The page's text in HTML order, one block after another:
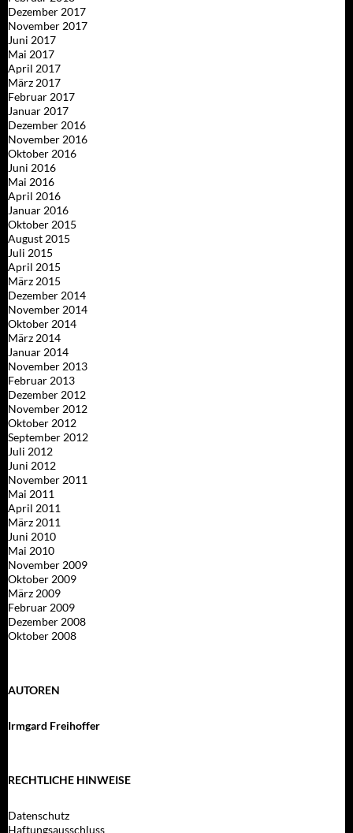
Dezember 2017
November 2017
Juni 2017
Mai 2017
April 2017
März 2017
Februar 2017
Januar 2017
Dezember 2016
November 2016
Oktober 2016
Juni 2016
Mai 2016
April 2016
Januar 2016
Oktober 2015
August 2015
Juli 2015
April 2015
März 2015
Dezember 2014
November 2014
Oktober 2014
März 2014
Januar 2014
November 2013
Februar 2013
Dezember 2012
November 2012
Oktober 2012
September 2012
Juli 2012
Juni 2012
November 2011
Mai 2011
April 2011
März 2011
Juni 2010
Mai 2010
November 2009
Oktober 2009
März 2009
Februar 2009
Dezember 2008
Oktober 2008
AUTOREN
Irmgard Freihoffer
RECHTLICHE HINWEISE
Datenschutz
Haftungsausschluss